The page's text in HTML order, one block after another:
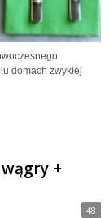
domach zwykłej
+
48